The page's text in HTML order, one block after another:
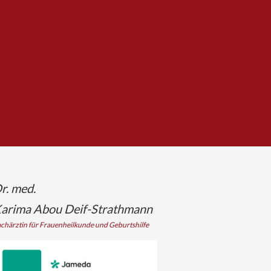
med.
Abou Deif-Strathmann
für Frauenheilkunde und Geburtshilfe